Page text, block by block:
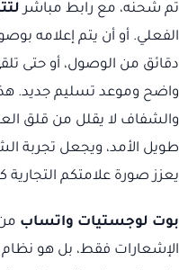
تم شحنه، مع رابط مباشر
الفعلي. أو أن يتم إعلامه
دقائق من الوصول، أو حتى
واضح وموعد تسليم جديد.
والشفاف لا يقلل من قلق
طويل الأمد، ويجعل تجربة
يعزز صورة علامتكم
بوت لوجستيات واتساب
الإشعارات فقط، بل هو